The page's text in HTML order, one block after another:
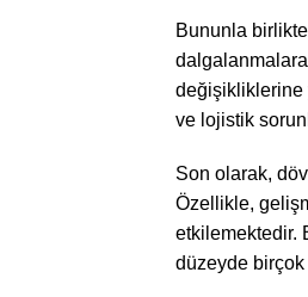
Bununla
değişikliklerine
ve lojistik
Son olarak,
Özellikle,
etkilemektedir.
düzeyde